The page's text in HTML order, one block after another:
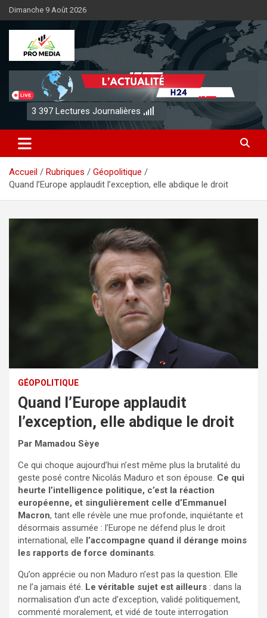
Aller
au
contenu
Dimanche 9 Août 2026
Sénégal Promedia
3 397 Lectures Journalières
Accueil Rubriques
Géopolitique
Quand l’Europe applaudit l’exception, elle abdique le droit
GÉOPOLITIQUE
Quand l’Europe applaudit
l’exception, elle abdique le droit
Par Mamadou Sèye
Ce qui choque aujourd’hui n’est même plus la brutalité du
geste posé contre Nicolás Maduro et son épouse. Ce qui
heurte l’intelligence politique, c’est la réaction
européenne, et singulièrement celle d’Emmanuel
Macron, tant elle révèle une mue profonde, inquiétante et
désormais assumée : l’Europe ne défend plus le droit
international, elle l’accompagne quand il dérange moins
les rapports de force dominants
Qu’on apprécie ou non Maduro n’est pas la question. Elle
ne l’a jamais été. Le véritable sujet est ailleurs : dans la
normalisation d’un acte d’exception, validé politiquement,
commenté moralement, et vidé de toute interrogation